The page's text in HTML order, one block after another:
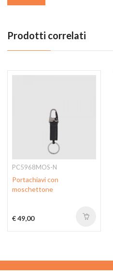
Prodotti correlati
PC5968MOS-N
Portachiavi con
moschettone
€ 49,00